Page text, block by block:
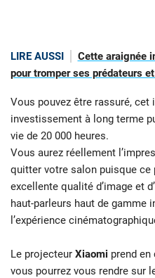
LIRE AUSSI
Cette araignée
pour tromper ses prédateurs
Vous pouvez être rassuré,
investissement à long terme
vie de 20 000 heures.
Vous aurez réellement
quitter votre salon puisque ce
excellente qualité d’image et
haut-parleurs haut de gamme
l’expérience
Le projecteur Xiaomi prend en
vous pourrez vous rendre sur